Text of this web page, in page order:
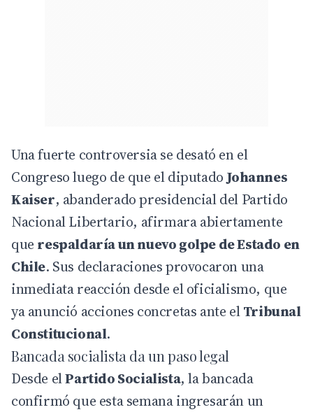
Una fuerte controversia se desató en el
Congreso luego de que el diputadoJohannes
Kaiser, abanderado presidencial del Partido
Nacional Libertario, afirmara abiertamente
que respaldaría un nuevo golpe de Estado en
Chile. Sus declaraciones provocaron una
inmediata reacción desde el oficialismo, que
ya anunció acciones concretas ante elTribunal
Constitucional.
Bancada socialista da un paso legal
Desde elPartido Socialista, la bancada
confirmó que esta semana ingresarán un